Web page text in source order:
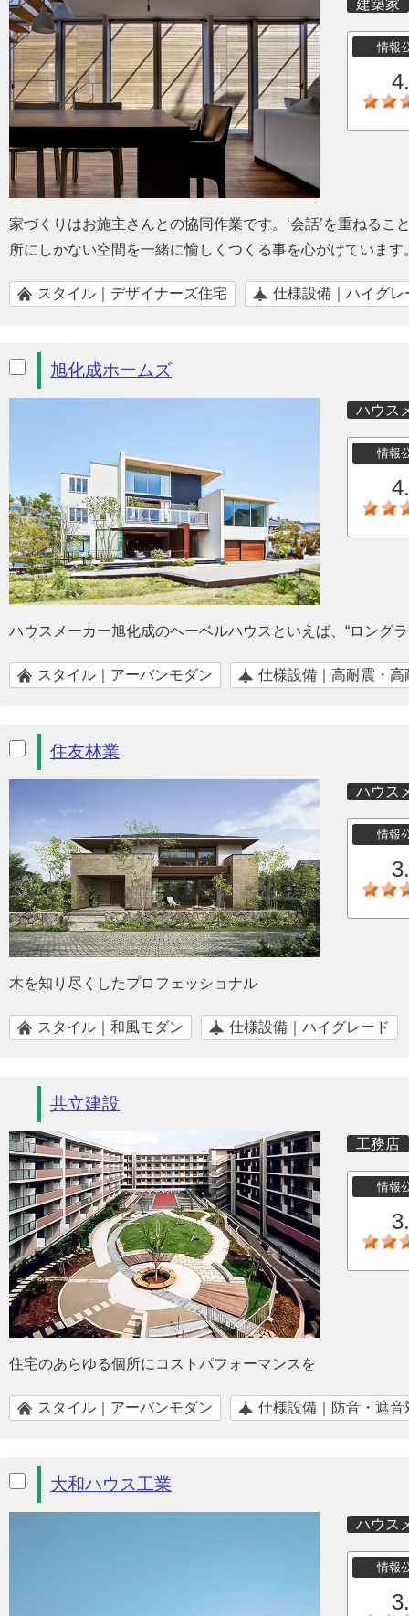
建築家
情報
家づくりはお施主さんとの協同作業です。‘会話’を重ねる
所にしかない空間を一緒に愉しくつくる事を心がけています
スタイル｜デザイナーズ住宅 仕様設備｜ハイグレ
旭化成ホームズ
ハウス
情報
ハウスメーカー旭化成のヘーベルハウスといえば、“ロング
スタイル｜アーバンモダン 仕様設備｜高耐震・高
住友林業
ハウス
情報
木を知り尽くしたプロフェッショナル
スタイル｜和風モダン 仕様設備｜ハイグレード
共立建設
工務店
情報
住宅のあらゆる個所にコストパフォーマンスを
スタイル｜アーバンモダン 仕様設備｜防音・遮音
大和ハウス工業
ハウス
情報